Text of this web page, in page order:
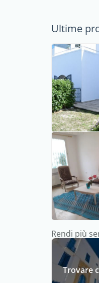
Ultime
Rendi più
Trovare